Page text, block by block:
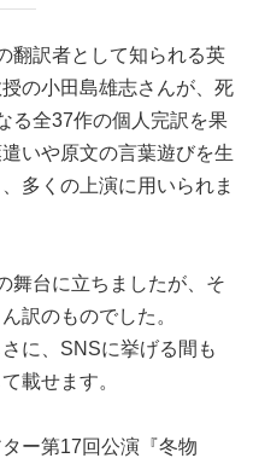
翻訳者として知られる英
の小田島雄志さんが、死
る全37作の個人完訳を果
いや原文の言葉遊びを生
多くの上演に用いられま
舞台に立ちましたが、そ
訳のものでした。
に、SNSに挙げる間も
載せます。
ー第17回公演『冬物